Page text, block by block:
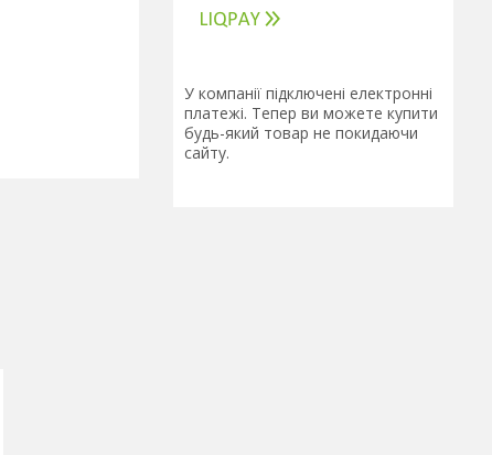
У компанії підключені електронні
платежі. Тепер ви можете купити
будь-який товар не покидаючи
сайту.